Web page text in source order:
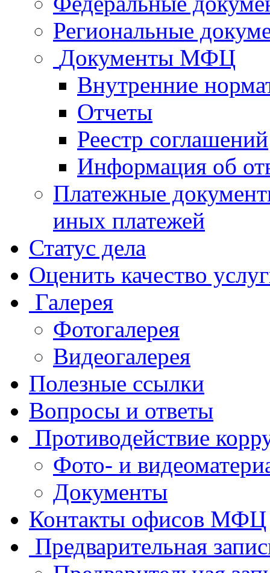
Региональные
Документы МФЦ
Внутренние
Отчеты
Реестр соглашений
Информация об
Платежные
иных платежей
Статус дела
Оценить качество
Галерея
Фотогалерея
Видеогалерея
Полезные ссылки
Вопросы и ответы
Противодействие
Фото- и
Документы
Контакты офисов МФЦ
Предварительная